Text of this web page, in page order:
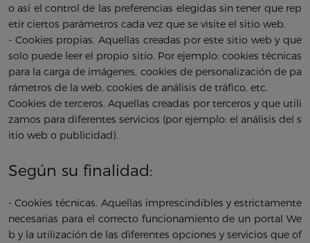
o así el control de las preferencias elegidas sin tener que rep
etir ciertos parámetros cada vez que se visite el sitio web.
- Cookies propias. Aquellas creadas por este sitio web y que
solo puede leer el propio sitio. Por ejemplo: cookies técnicas
para la carga de imágenes, cookies de personalización de pa
rámetros de la web, cookies de análisis de tráfico, etc.
Cookies de terceros. Aquellas creadas por terceros y que utili
zamos para diferentes servicios (por ejemplo: el análisis del s
itio web o publicidad).
Según su finalidad:
- Cookies técnicas. Aquellas imprescindibles y estrictamente
necesarias para el correcto funcionamiento de un portal We
b y la utilización de las diferentes opciones y servicios que of